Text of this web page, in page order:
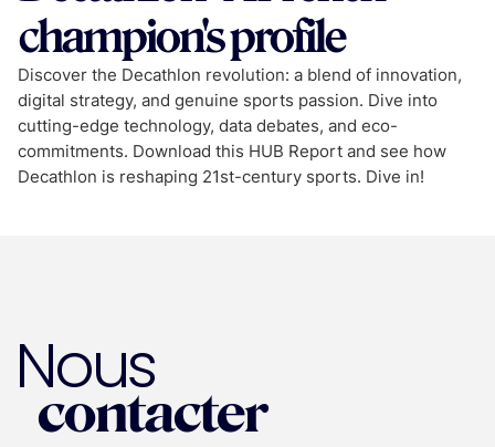
champion's profile
Discover the Decathlon revolution: a blend of innovation,
digital strategy, and genuine sports passion. Dive into
cutting-edge technology, data debates, and eco-
commitments. Download this HUB Report and see how
Decathlon is reshaping 21st-century sports. Dive in!
Nous
contacter